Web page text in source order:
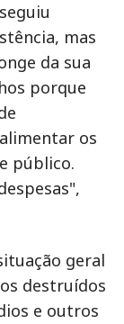
mas
da sua
porque
os
público.
geral
destruídos
e outros